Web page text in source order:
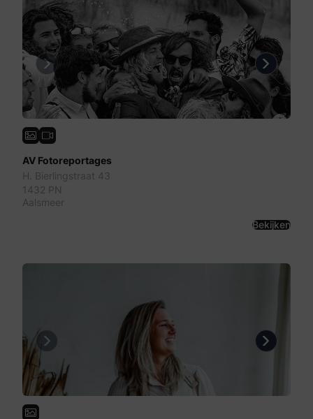
Previous Next
AV Fotoreportages
H. Bierlingstraat 43
1432 PN
Aalsmeer
Bekijken
Previous Next